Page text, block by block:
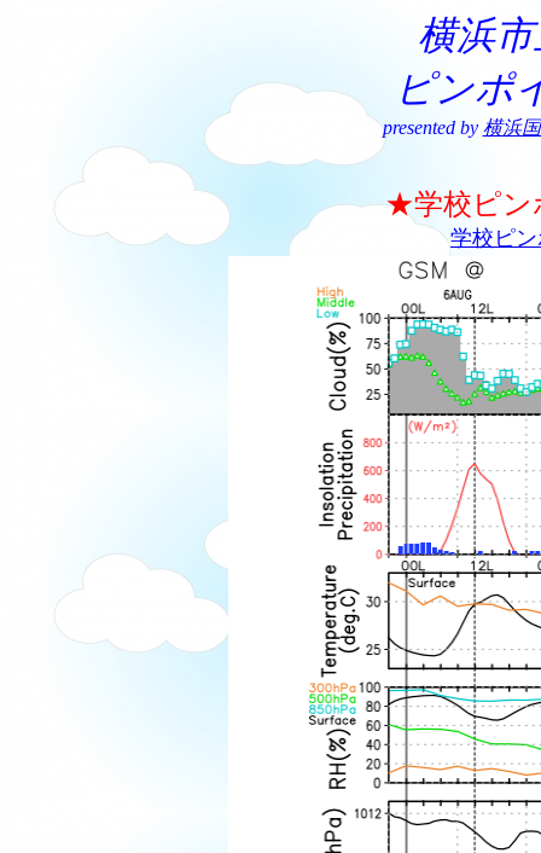
横浜
ピンポ
presented by 横浜
★学校ピン
学校ピ